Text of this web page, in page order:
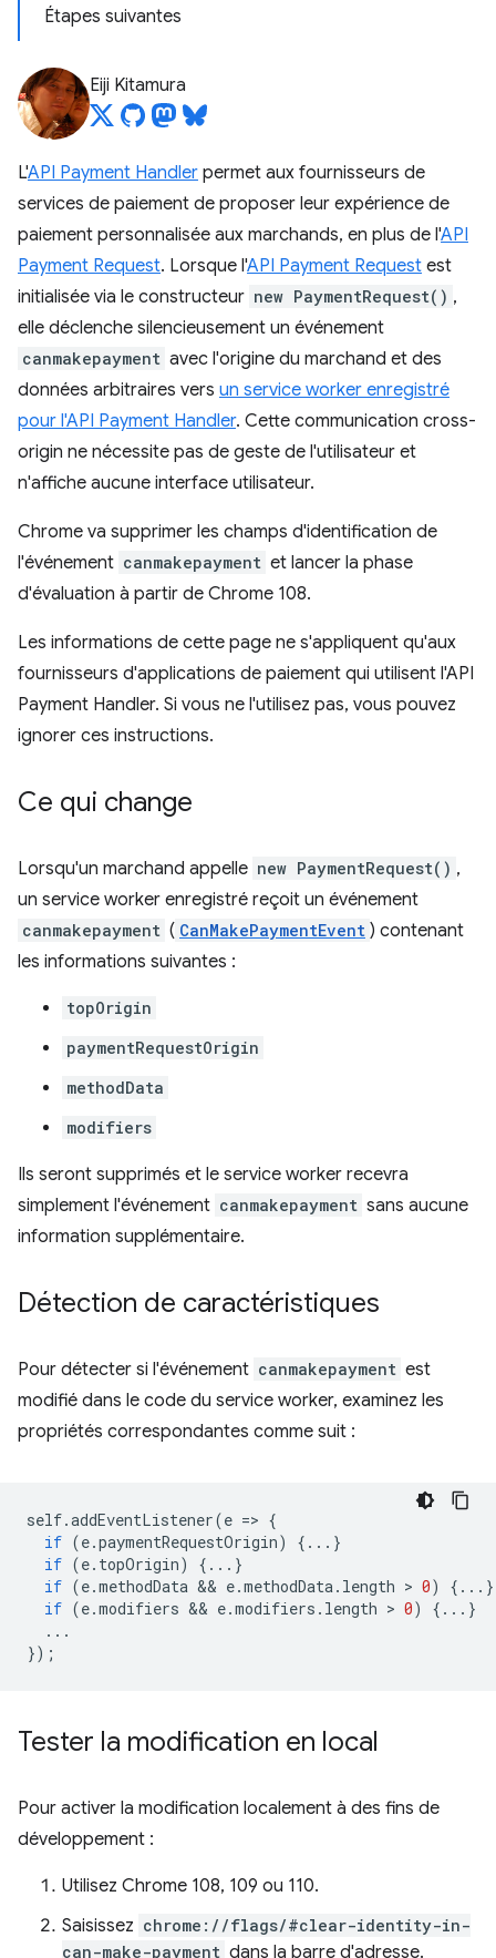
Étapes suivantes
Eiji Kitamura
L'API Payment Handler permet aux fournisseurs de
services de paiement de proposer leur expérience de
paiement personnalisée aux marchands, en plus de l'API
Payment Request. Lorsque l'API Payment Request est
initialisée via le constructeur new PaymentRequest() ,
elle déclenche silencieusement un événement
canmakepayment avec l'origine du marchand et des
données arbitraires vers un service worker enregistré
pour l'API Payment Handler. Cette communication cross-
origin ne nécessite pas de geste de l'utilisateur et
n'affiche aucune interface utilisateur.
Chrome va supprimer les champs d'identification de
l'événement canmakepayment et lancer la phase
d'évaluation à partir de Chrome 108.
Les informations de cette page ne s'appliquent qu'aux
fournisseurs d'applications de paiement qui utilisent l'API
Payment Handler. Si vous ne l'utilisez pas, vous pouvez
ignorer ces instructions.
Ce qui change
Lorsqu'un marchand appelle new PaymentRequest() ,
un service worker enregistré reçoit un événement
canmakepayment ( CanMakePaymentEvent ) contenant
les informations suivantes :
topOrigin
paymentRequestOrigin
methodData
modifiers
Ils seront supprimés et le service worker recevra
simplement l'événement canmakepayment sans aucune
information supplémentaire.
Détection de caractéristiques
Pour détecter si l'événement canmakepayment est
modifié dans le code du service worker, examinez les
propriétés correspondantes comme suit :
self.addEventListener(e => {
if (e.paymentRequestOrigin)
{...}
if (e. topOrigin)
{...}
if (e.methodData && e.methodData. length > 0)
{...}
if (e.modifiers && e.modifiers . length > 0)
{...}
...
});
Tester la modification en local
Pour activer la modification localement à des fins de
développement :
Utilisez Chrome 108, 109 ou 110.
Saisissez chrome://flags/#clear-identity-in-
can-make-payment dans la barre d'adresse.